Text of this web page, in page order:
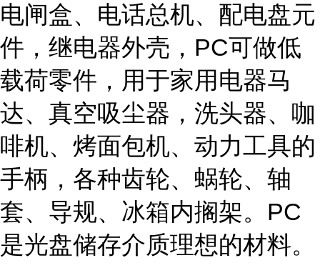
电闸盒、电话总机、配电盘元
件，继电器外壳，PC可做低
载荷零件，用于家用电器马
达、真空吸尘器，洗头器、咖
啡机、烤面包机、动力工具的
手柄，各种齿轮、蜗轮、轴
套、导规、冰箱内搁架。PC
是光盘储存介质理想的材料。